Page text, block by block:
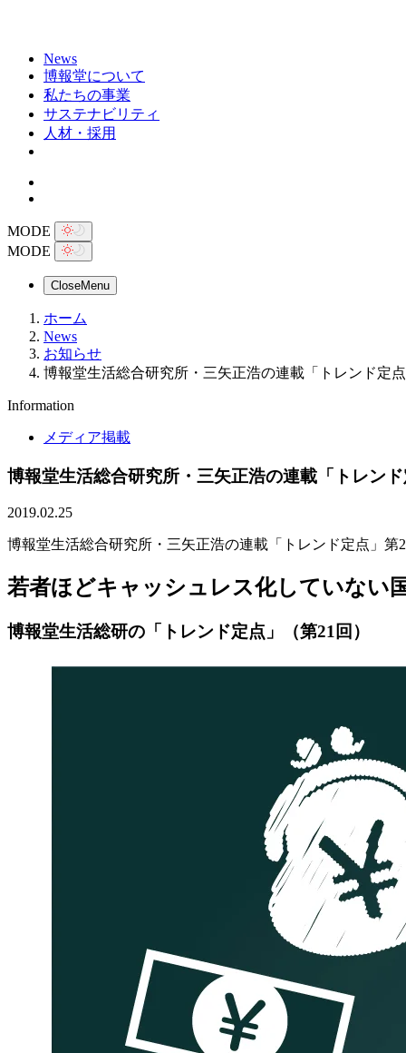
News
博報堂について
私たちの事業
サステナビリティ
人材・採用
MODE
MODE
CloseMenu
ホーム
News
お知らせ
博報堂生活総合研究所・三矢正浩の連載「トレンド定
Information
メディア掲載
博報堂生活総合研究所・三矢正浩の連載「トレン
2019.02.25
博報堂生活総合研究所・三矢正浩の連載「トレンド定点」第
若者ほどキャッシュレス化していない
博報堂生活総研の「トレンド定点」（第21回）